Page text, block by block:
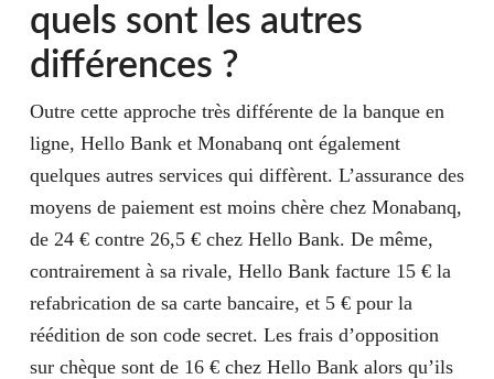
quels sont les autres
différences ?
Outre cette approche très différente de la banque en
ligne, Hello Bank et Monabanq ont également
quelques autres services qui diffèrent. L’assurance des
moyens de paiement est moins chère chez Monabanq,
de 24 € contre 26,5 € chez Hello Bank. De même,
contrairement à sa rivale, Hello Bank facture 15 € la
refabrication de sa carte bancaire, et 5 € pour la
réédition de son code secret. Les frais d’opposition
sur chèque sont de 16 € chez Hello Bank alors qu’ils